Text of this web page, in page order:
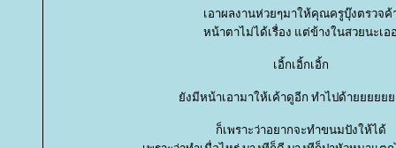
เอาผลงานห่วยๆมาให้คุณครูบุ๊งตรวจค้
หน้าตาไม่ได้เรื่อง แต่ข้างในสวยนะเอ
เอิ้กเอิ้กเอิ้ก
งมีหน้าเอามาให้เค้าดูอีก ทำไ
ก็เพราะว่าอยากจะทำขนมปังให้ได้